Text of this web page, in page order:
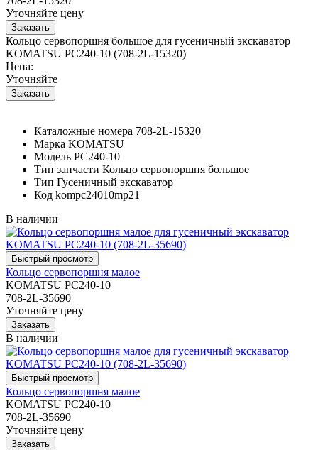
Уточняйте цену
Кольцо сервопоршня большое для гусеничный экскаватор
KOMATSU PC240-10 (708-2L-15320)
Цена:
Уточняйте
Каталожные номера 708-2L-15320
Марка KOMATSU
Модель PC240-10
Тип запчасти Кольцо сервопоршня большое
Тип Гусеничный экскаватор
Код kompc24010mp21
В наличии
Кольцо сервопоршня малое
KOMATSU PC240-10
708-2L-35690
Уточняйте цену
В наличии
Кольцо сервопоршня малое
KOMATSU PC240-10
708-2L-35690
Уточняйте цену